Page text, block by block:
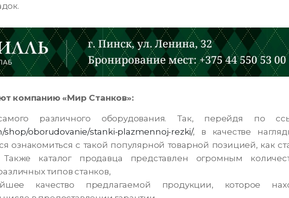
компанию «Мир Станков»:
различного оборудования. Так, перейдя по
shop/oborudovanie/stanki-plazmennoj-rezki/, в качестве
ознакомиться с такой популярной товарной позицией, как
каталог продавца представлен огромным
типов станков,
качество предлагаемой продукции, которое